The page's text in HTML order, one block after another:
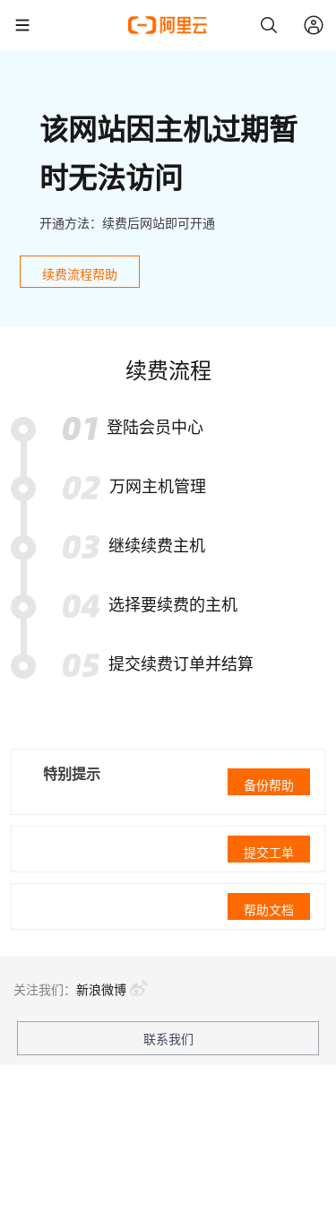
该网站因主机过期暂
时无法访问
开通方法：续费后网站即可开通
续费流程帮助
续费流程
登陆会员中心
万网主机管理
继续续费主机
选择要续费的主机
提交续费订单并结算
特别提示
备份帮助
提交工单
帮助文档